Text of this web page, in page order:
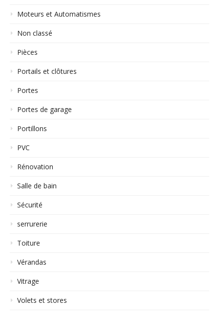
Moteurs et Automatismes
Non classé
Pièces
Portails et clôtures
Portes
Portes de garage
Portillons
PVC
Rénovation
Salle de bain
Sécurité
serrurerie
Toiture
Vérandas
Vitrage
Volets et stores